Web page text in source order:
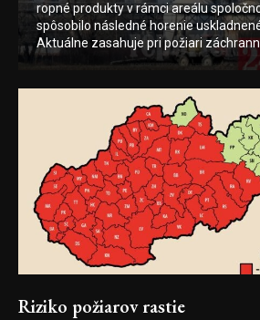
ropné produkty v rámci areálu
spôsobilo následné horenie
Aktuálne zasahuje pri požiari
Riziko požiarov rastie